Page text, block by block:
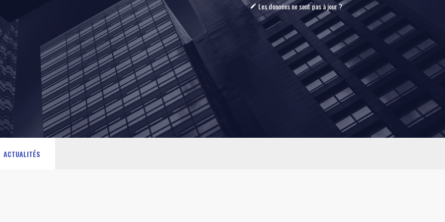
mode_editLes données ne sont pas à jour ?
ACTUALITÉS